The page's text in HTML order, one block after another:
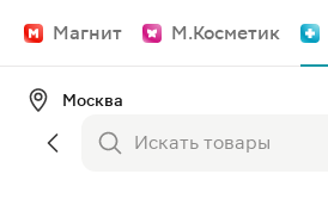
Магнит М.Косметик
Москва